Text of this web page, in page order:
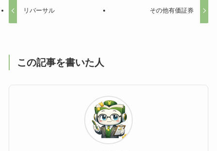
リバーサル その他有価証券
この記事を書いた人